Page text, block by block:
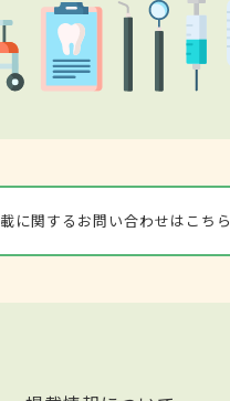
に関するお問い合わせはこちら